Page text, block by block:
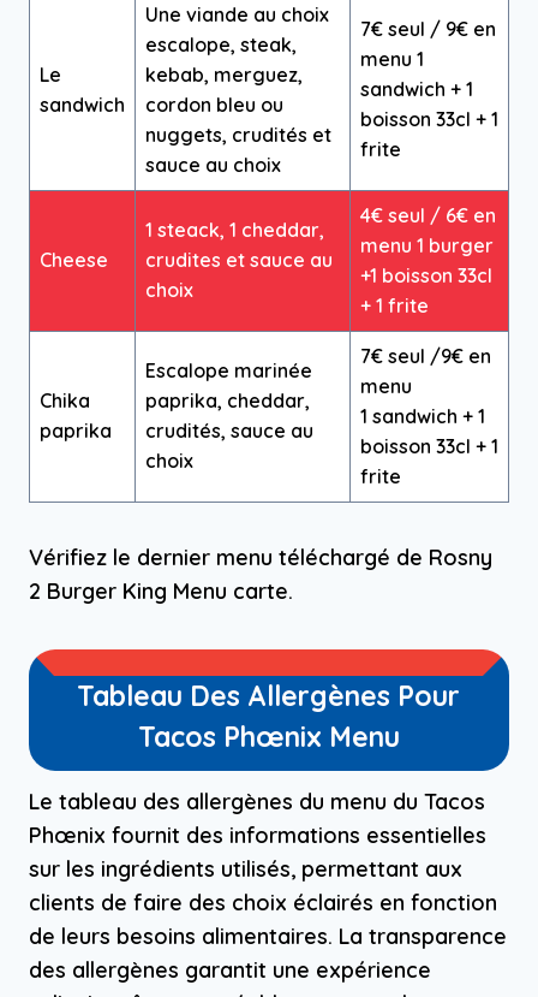
Le
sandwich
Une viande au choix
escalope, steak,
kebab, merguez,
cordon bleu ou
nuggets, crudités et
sauce au choix
7€ seul / 9€ en
menu 1
sandwich + 1
boisson 33cl + 1
frite
Cheese
1 steack, 1 cheddar,
crudites et sauce au
choix
4€ seul / 6€ en
menu 1 burger
+1 boisson 33cl
+ 1 frite
Chika
paprika
Escalope marinée
paprika, cheddar,
crudités, sauce au
choix
7€ seul /9€ en
menu
1 sandwich + 1
boisson 33cl + 1
frite
Vérifiez le dernier menu téléchargé de Rosny
2 Burger King Menu carte.
Tableau Des Allergènes Pour
Tacos Phœnix Menu
Le tableau des allergènes du menu du Tacos
Phœnix fournit des informations essentielles
sur les ingrédients utilisés, permettant aux
clients de faire des choix éclairés en fonction
de leurs besoins alimentaires. La transparence
des allergènes garantit une expérience